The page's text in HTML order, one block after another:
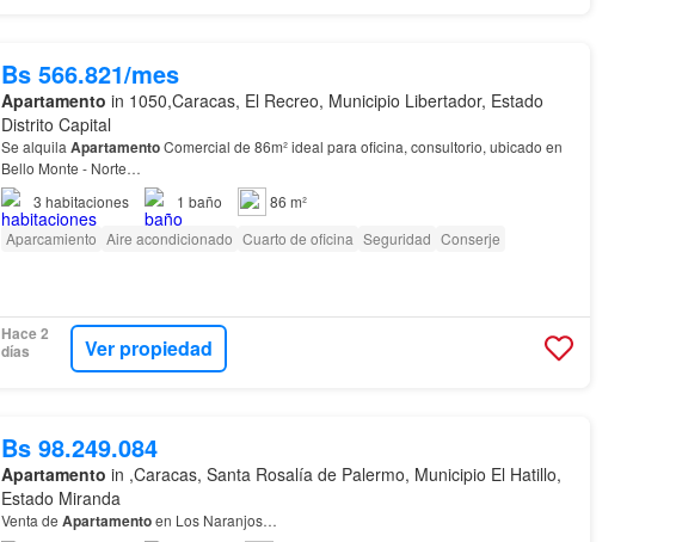
Bs 566.821/mes
Apartamento in 1050,Caracas, El Recreo, Municipio Libertador, Estado
Distrito Capital
Se alquila ApartamentoComercial de 86m² ideal para oficina, consultorio, ubicado en
Bello Monte - Norte…
3 habitaciones 1 baño
86 m²
Aparcamiento Aire acondicionado Cuarto de oficina Seguridad Conserje
Hace 2
días
Ver propiedad
Bs 98.249.084
Apartamento in ,Caracas, Santa Rosalía de Palermo, Municipio El Hatillo,
Estado Miranda
Venta de Apartamentoen Los Naranjos…